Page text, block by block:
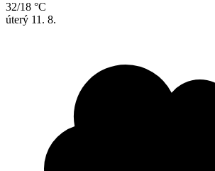
32/18 °C
úterý 11. 8.